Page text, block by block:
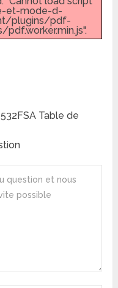
et-mode-d-
plugins/pdf-
Table de